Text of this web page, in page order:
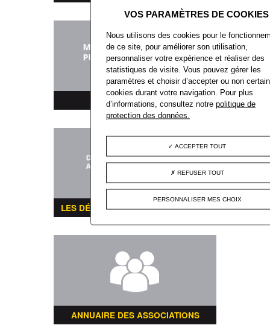
MARCHÉS PUBLICS
LES DÉMARCHES ADMINISTRATIVES
ANNUAIRE DES ASSOCIATIONS
Nous utilisons des cookies pour le
de ce site, pour améliorer son utilisation,
personnaliser votre expérience et réaliser des
statistiques de visite. Vous pouvez gérer les
paramètres et choisir d’accepter ou non
cookies durant votre navigation. Pour plus
d’informations, consultez notrepolitique de
protection des données.
ACCEPTER TOUT
REFUSER TOUT
PERSONNALISER MES CHOIX